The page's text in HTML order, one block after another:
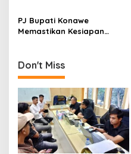
PJ Bupati Konawe
Memastikan Kesiapan
Don't Miss